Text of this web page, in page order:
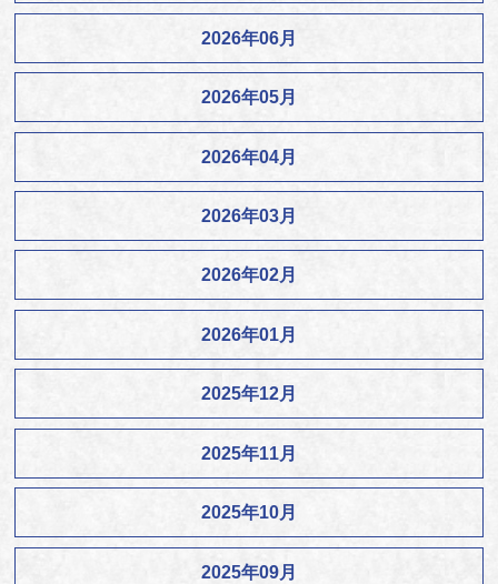
2026年06月
2026年05月
2026年04月
2026年03月
2026年02月
2026年01月
2025年12月
2025年11月
2025年10月
2025年09月